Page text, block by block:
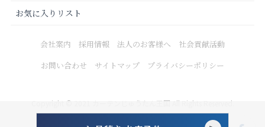
お気に入りリスト
会社案内 採用情報 法人のお客様へ
社会貢献活動
お問い合わせ
サイトマップ プライバシーポリシー
Copyright © 2021 カーテンじゅうたん王国 All Rights Reserved.